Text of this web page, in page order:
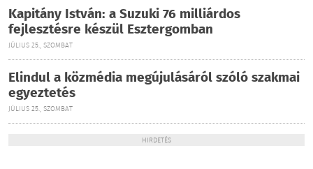
Kapitány István: a Suzuki 76 milliárdos
fejlesztésre készül Esztergomban
JÚLIUS 25., SZOMBAT
Elindul a közmédia megújulásáról szóló szakmai
egyeztetés
JÚLIUS 25., SZOMBAT
HIRDETÉS